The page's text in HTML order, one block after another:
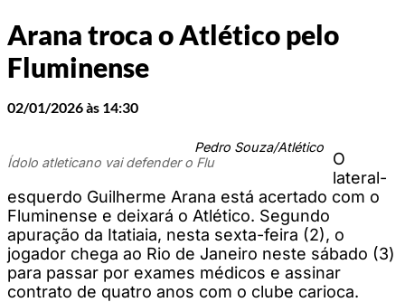
Arana troca o Atlético pelo
Fluminense
02/01/2026 às 14:30
Pedro Souza/Atlético
Ídolo atleticano vai defender o Flu
O
lateral-
esquerdo Guilherme Arana está acertado com o
Fluminense e deixará o Atlético. Segundo
apuração da Itatiaia, nesta sexta-feira (2), o
jogador chega ao Rio de Janeiro neste sábado (3)
para passar por exames médicos e assinar
contrato de quatro anos com o clube carioca.